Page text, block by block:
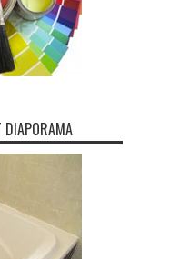
DIAPORAMA